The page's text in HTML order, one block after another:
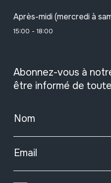
Après-midi (mercredi à
15:00 - 18:00
Abonnez-vous à
être informé de
Nom
Email